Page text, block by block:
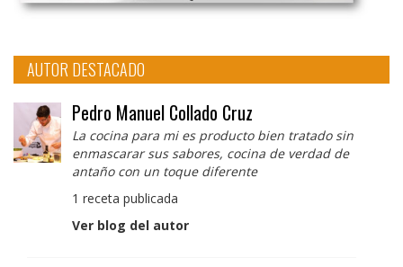
AUTOR DESTACADO
Pedro Manuel Collado Cruz
La cocina para mi es producto bien tratado sin
enmascarar sus sabores, cocina de verdad de
antaño con un toque diferente
1 receta publicada
Ver blog del autor